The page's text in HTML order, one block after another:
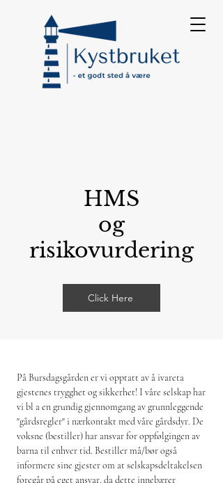
HMS
og
risikovurdering
Click Here
På Bursdagsgården er vi opptatt av å ivareta
gjestenes trygghet og sikkerhet! I våre selskap har
vi bl a en grundig gjennomgang av grunnleggende
"gårdsregler" i nærkontakt med våre gårdsdyr. De
voksne (bestiller) har ansvar for oppfølgingen av
barna til enhver tid. Bestiller må/bør også
informere sine gjester om at selskapsdeltakelsen
foregår på eget ansvar, da dette innebærer